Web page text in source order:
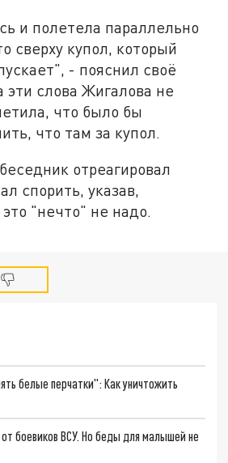
и полетела параллельно
сверху купол, который
- пояснил своё
эти слова Жигалова не
что было бы
что там за купол.
отреагировал
спорить, указав,
"нечто" не надо.
белые перчатки": Как уничтожить
боевиков ВСУ. Но беды для малышей не